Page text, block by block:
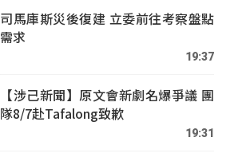
司馬庫斯災後復建 立委前往考察盤點
需求
19:37
【涉己新聞】原文會新劇名爆爭議 團
隊8/7赴Tafalong致歉
19:31